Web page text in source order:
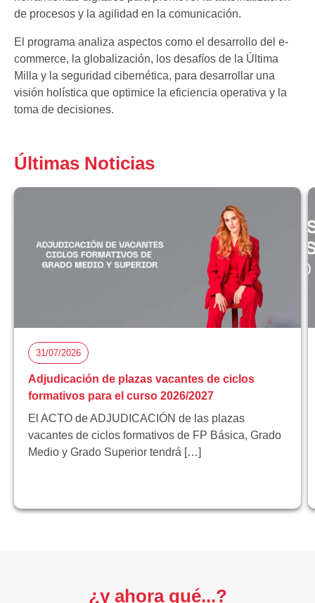
de procesos y la agilidad en la comunicación.
El programa analiza aspectos como el desarrollo del e-
commerce, la globalización, los desafíos de la Última
Milla y la seguridad cibernética, para desarrollar una
visión holística que optimice la eficiencia operativa y la
toma de decisiones.
Últimas Noticias
31/07/2026
Adjudicación de plazas vacantes de ciclos
formativos para el curso 2026/2027
El ACTO de ADJUDICACIÓN de las plazas
vacantes de ciclos formativos de FP Básica, Grado
Medio y Grado Superior tendrá […]
¿y ahora qué...?